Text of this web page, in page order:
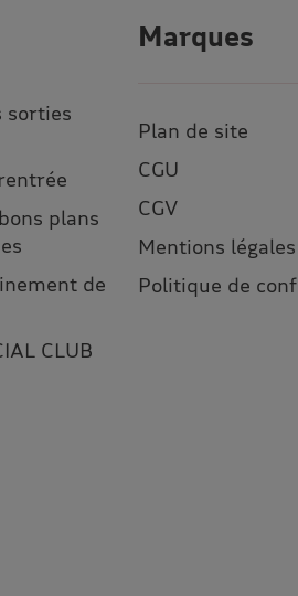
sorties
plans
de
CLUB
Marques
Plan de site
CGU
CGV
Mentions légales
Politique de